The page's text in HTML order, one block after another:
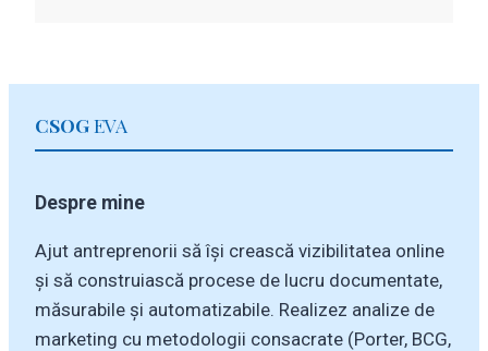
CSOGEVA
Despre mine
Ajut antreprenorii să își crească vizibilitatea online
și să construiască procese de lucru documentate,
măsurabile și automatizabile. Realizez analize de
marketing cu metodologii consacrate (Porter, BCG,